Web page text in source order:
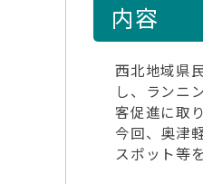
内容
西北地域県
し、ランニ
客促進に取
今回、奥津
スポット等